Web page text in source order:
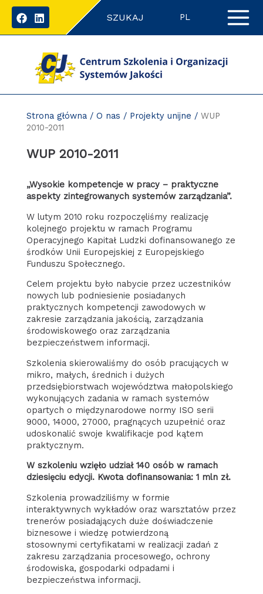
Przejdź
zawartości
SZUKAJ PL
Strona główna/ O nas / Projekty unijne / WUP
2010-2011
WUP 2010-2011
„Wysokie kompetencje w pracy – praktyczne
aspekty zintegrowanych systemów zarządzania”.
W lutym 2010 roku rozpoczęliśmy realizację
kolejnego projektu w ramach Programu
Operacyjnego Kapitał Ludzki dofinansowanego ze
środków Unii Europejskiej z Europejskiego
Funduszu Społecznego.
Celem projektu było nabycie przez uczestników
nowych lub podniesienie posiadanych
praktycznych kompetencji zawodowych w
zakresie zarządzania jakością, zarządzania
środowiskowego oraz zarządzania
bezpieczeństwem informacji.
Szkolenia skierowaliśmy do osób pracujących w
mikro, małych, średnich i dużych
przedsiębiorstwach województwa małopolskiego
wykonujących zadania w ramach systemów
opartych o międzynarodowe normy ISO serii
9000, 14000, 27000, pragnących uzupełnić oraz
udoskonalić swoje kwalifikacje pod kątem
praktycznym.
W szkoleniu wzięło udział 140 osób w ramach
dziesięciu edycji. Kwota dofinansowania: 1 mln zł.
Szkolenia prowadziliśmy w formie
interaktywnych wykładów oraz warsztatów przez
trenerów posiadających duże doświadczenie
biznesowe i wiedzę potwierdzoną
stosownymi certyfikatami w realizacji zadań z
zakresu zarządzania procesowego, ochrony
środowiska, gospodarki odpadami i
bezpieczeństwa informacji.